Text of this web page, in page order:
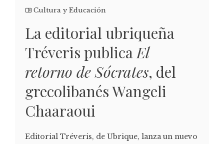
Cultura y Educación
La editorial ubriqueña
Tréveris publicaEl
retorno de Sócrates, del
grecolibanés Wangeli
Chaaraoui
Editorial Tréveris, de Ubrique, lanza un nuevo